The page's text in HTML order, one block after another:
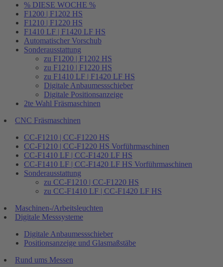
% DIESE WOCHE %
F1200 | F1202 HS
F1210 | F1220 HS
F1410 LF | F1420 LF HS
Automatischer Vorschub
Sonderausstattung
zu F1200 | F1202 HS
zu F1210 | F1220 HS
zu F1410 LF | F1420 LF HS
Digitale Anbaumessschieber
Digitale Positionsanzeige
2te Wahl Fräsmaschinen
CNC Fräsmaschinen
CC-F1210 | CC-F1220 HS
CC-F1210 | CC-F1220 HS Vorführmaschinen
CC-F1410 LF | CC-F1420 LF HS
CC-F1410 LF | CC-F1420 LF HS Vorführmaschinen
Sonderausstattung
zu CC-F1210 | CC-F1220 HS
zu CC-F1410 LF | CC-F1420 LF HS
Maschinen-/Arbeitsleuchten
Digitale Messsysteme
Digitale Anbaumessschieber
Positionsanzeige und Glasmaßstäbe
Rund ums Messen